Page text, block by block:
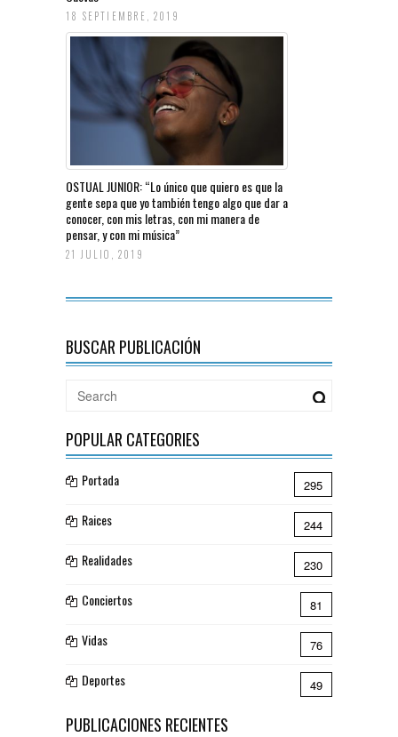
18 SEPTIEMBRE, 2019
OSTUAL JUNIOR: “Lo único que quiero es que la
gente sepa que yo también tengo algo que dar a
conocer, con mis letras, con mi manera de
pensar, y con mi música”
21 JULIO, 2019
BUSCAR PUBLICACIÓN
POPULAR CATEGORIES
Portada 295
Raices 244
Realidades 230
Conciertos 81
Vidas 76
Deportes 49
PUBLICACIONES RECIENTES